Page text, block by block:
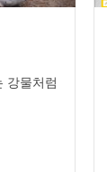
강물처럼